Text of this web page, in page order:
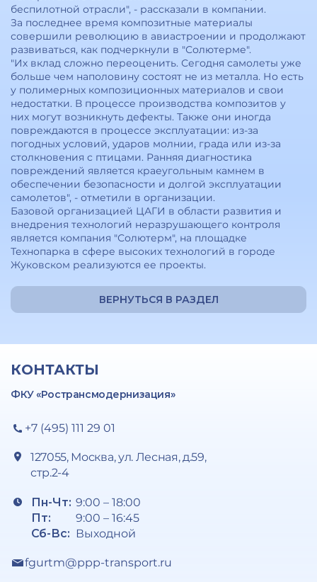
беспилотной отрасли", - рассказали в компании.
За последнее время композитные материалы
совершили революцию в авиастроении и продолжают
развиваться, как подчеркнули в "Солютерме".
"Их вклад сложно переоценить. Сегодня самолеты уже
больше чем наполовину состоят не из металла. Но есть
у полимерных композиционных материалов и свои
недостатки. В процессе производства композитов у
них могут возникнуть дефекты. Также они иногда
повреждаются в процессе эксплуатации: из-за
погодных условий, ударов молнии, града или из-за
столкновения с птицами. Ранняя диагностика
повреждений является краеугольным камнем в
обеспечении безопасности и долгой эксплуатации
самолетов", - отметили в организации.
Базовой организацией ЦАГИ в области развития и
внедрения технологий неразрушающего контроля
является компания "Солютерм", на площадке
Технопарка в сфере высоких технологий в городе
Жуковском реализуются ее проекты.
ВЕРНУТЬСЯ В РАЗДЕЛ
КОНТАКТЫ
ФКУ «Ространсмодернизация»
+7 (495) 111 29 01
127055, Москва, ул. Лесная, д.59,
стр.2-4
Пн-Чт:
Пт:
Сб-Вс:
9:00 – 18:00
9:00 – 16:45
Выходной
fgurtm@ppp-transport.ru